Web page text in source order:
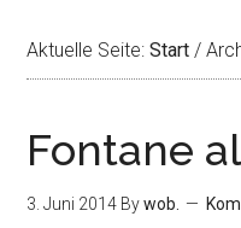
Aktuelle Seite:Start /
Fontane
3. Juni 2014 Bywob.